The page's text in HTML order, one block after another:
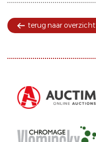
terug naar overzicht